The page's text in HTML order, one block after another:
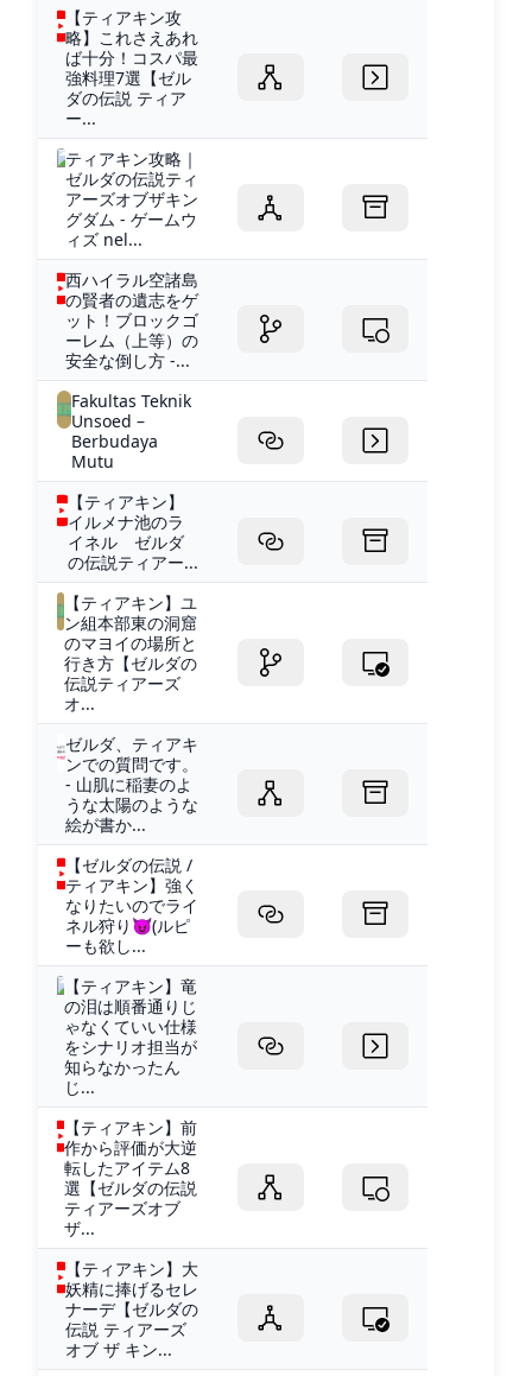
【ティアキン攻
略】これさえあれ
ば十分！コスパ最
強料理7選【ゼル
ダの伝説 ティア
ー...
ティアキン攻略｜
ゼルダの伝説ティ
アーズオブザキン
グダム - ゲームウ
ィズ nel...
西ハイラル空諸島
の賢者の遺志をゲ
ット！ブロックゴ
ーレム（上等）の
安全な倒し方 -...
Fakultas Teknik
Unsoed –
Berbudaya
Mutu
【ティアキン】
イルメナ池のラ
イネル ゼルダ
の伝説ティアー...
【ティアキン】ユ
ン組本部東の洞窟
のマヨイの場所と
行き方【ゼルダの
伝説ティアーズ
オ...
ゼルダ、ティアキ
ンでの質問です。
- 山肌に稲妻のよ
うな太陽のような
絵が書か...
【ゼルダの伝説 /
ティアキン】強く
なりたいのでライ
ネル狩り😈(ルピ
ーも欲し...
【ティアキン】竜
の泪は順番通りじ
ゃなくていい仕様
をシナリオ担当が
知らなかったん
じ...
【ティアキン】前
作から評価が大逆
転したアイテム8
選【ゼルダの伝説
ティアーズオブ
ザ...
【ティアキン】大
妖精に捧げるセレ
ナーデ【ゼルダの
伝説 ティアーズ
オブ ザ キン...